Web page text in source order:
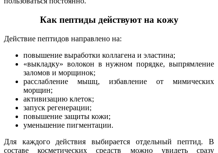
Как пептиды действуют на кожу
Действие пептидов направлено на:
повышение выработки коллагена и эластина;
«выкладку» волокон в нужном порядке, выпрямление
заломов и морщинок;
расслабление мышц, избавление от мимических
морщин;
активизацию клеток;
запуск регенерации;
повышение защиты кожи;
уменьшение пигментации.
Для каждого действия выбирается отдельный пептид. В
составе косметических средств можно увидеть сразу